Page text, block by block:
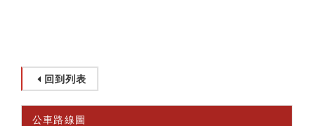
回到列表
公車路線圖